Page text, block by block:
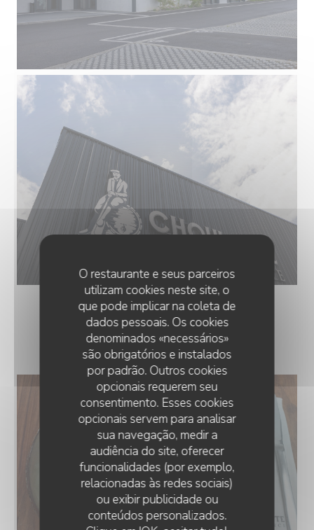
O restaurante e seus parceiros
utilizam cookies neste site, o
que pode implicar na coleta de
dados pessoais. Os cookies
denominados «necessários»
são obrigatórios e instalados
por padrão. Outros cookies
opcionais requerem seu
consentimento. Esses cookies
opcionais servem para analisar
sua navegação, medir a
audiência do site, oferecer
funcionalidades (por exemplo,
relacionadas às redes sociais)
ou exibir publicidade ou
conteúdos personalizados.
LES PLATS